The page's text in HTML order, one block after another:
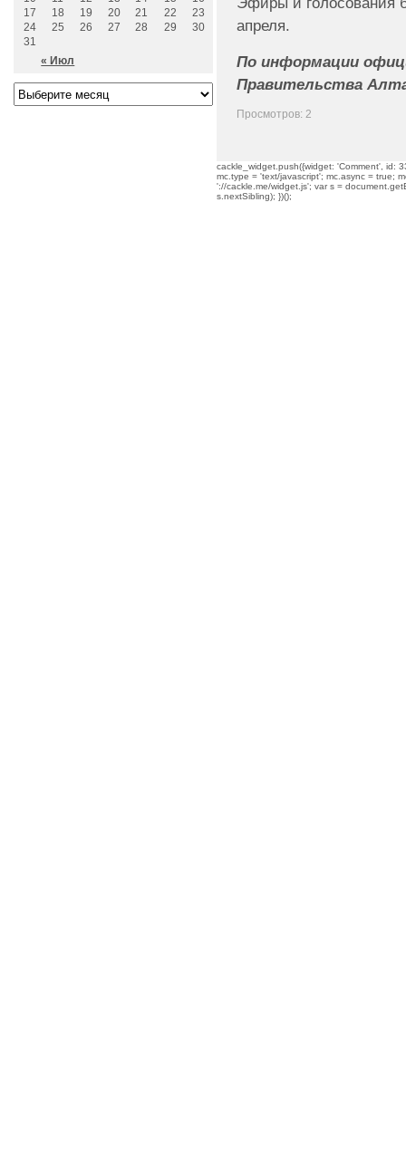
апреля.
По информации
Правительства
Просмотров: 2
cackle_widget.push({widget: 'Comment', id:
mc.type = 'text/javascript'; mc.async = true;
'://cackle.me/widget.js'; var s =
s.nextSibling); })();
« Июл
17
18 19 20 21 22
23
24
25 26 27 28 29
30
31